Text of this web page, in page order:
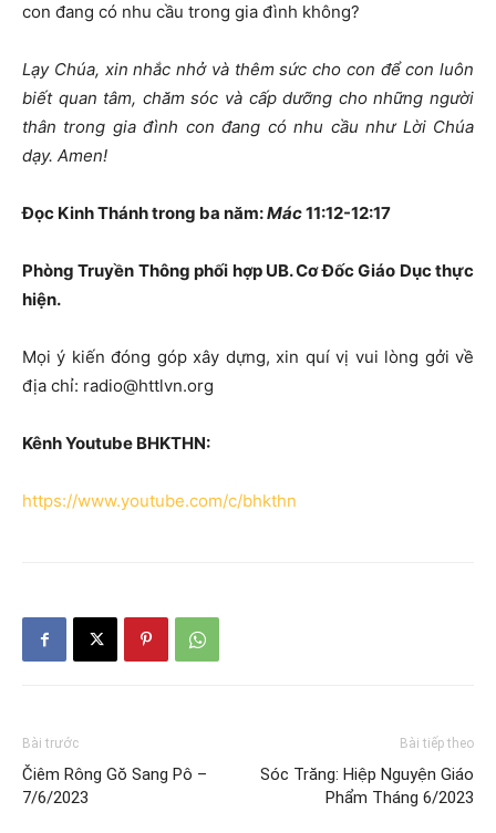
con đang có nhu cầu trong gia đình không?
Lạy Chúa, xin nhắc nhở và thêm sức cho con để con luôn
biết quan tâm, chăm sóc và cấp dưỡng cho những người
thân trong gia đình con đang có nhu cầunhư Lời Chúa
dạy. Amen!
Đọc Kinh Thánh trong ba năm:Mác11:12-12:17
Phòng Truyền Thông phối hợp UB. Cơ Đốc Giáo Dục thực
hiện.
Mọi ý kiến đóng góp xây dựng, xin quí vị vui lòng gởi về
địa chỉ: radio@httlvn.org
Kênh Youtube BHKTHN:
https://www.youtube.com/c/bhkthn
Bài trước
Čiêm Rông Gŏ Sang Pô –
7/6/2023
Bài tiếp theo
Sóc Trăng: Hiệp Nguyện Giáo
Phẩm Tháng 6/2023